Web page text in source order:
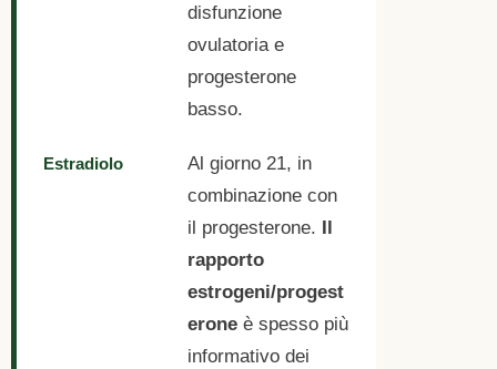
disfunzione
ovulatoria e
progesterone
basso.
Estradiolo
Al giorno 21, in
combinazione con
il progesterone. Il
rapporto
estrogeni/progest
erone è spesso più
informativo dei